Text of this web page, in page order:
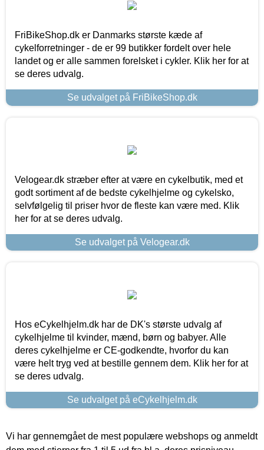
FriBikeShop.dk er Danmarks største kæde af
cykelforretninger - de er 99 butikker fordelt over hele
landet og er alle sammen forelsket i cykler. Klik her for at
se deres udvalg.
Se udvalget på FriBikeShop.dk
Velogear.dk stræber efter at være en cykelbutik, med et
godt sortiment af de bedste cykelhjelme og cykelsko,
selvfølgelig til priser hvor de fleste kan være med. Klik
her for at se deres udvalg.
Se udvalget på Velogear.dk
Hos eCykelhjelm.dk har de DK's største udvalg af
cykelhjelme til kvinder, mænd, børn og babyer. Alle
deres cykelhjelme er CE-godkendte, hvorfor du kan
være helt tryg ved at bestille gennem dem. Klik her for at
se deres udvalg.
Se udvalget på eCykelhjelm.dk
Vi har gennemgået de mest populære webshops og anmeldt